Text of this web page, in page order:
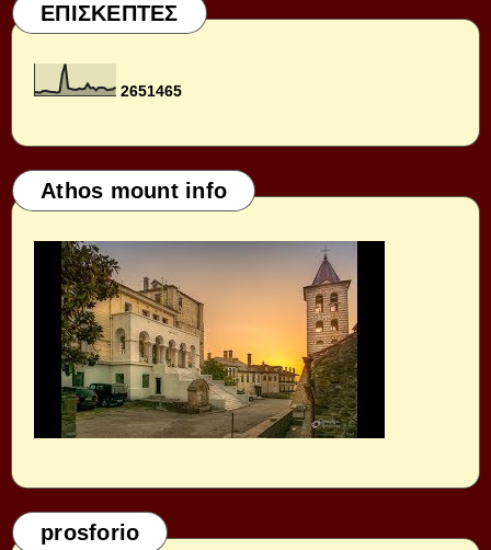
ΕΠΙΣΚΕΠΤΕΣ
2651465
Athos mount info
prosforio